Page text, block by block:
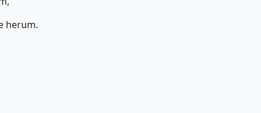
herum.